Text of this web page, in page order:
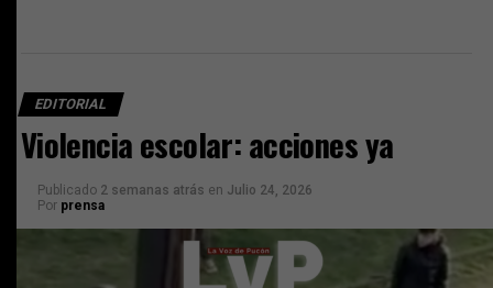
EDITORIAL
Violencia escolar: acciones ya
Publicado 2 semanas atrás en Julio 24, 2026
Por prensa